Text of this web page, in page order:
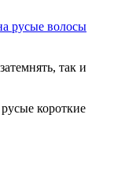
русые волосы
так и
короткие